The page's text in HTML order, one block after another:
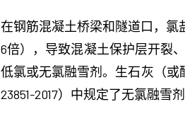
在钢筋混凝土桥梁和隧道口，
6倍），导致混凝土保护层开裂
低氯或无氯融雪剂。生石灰（或
23851-2017）中规定了无氯融雪